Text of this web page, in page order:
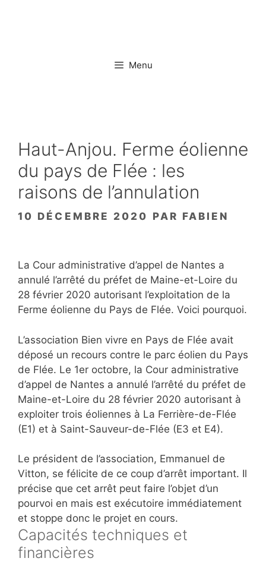
Menu
Haut-Anjou. Ferme éolienne
du pays de Flée : les
raisons de l’annulation
10 DÉCEMBRE 2020 PAR FABIEN
La Cour administrative d’appel de Nantes a
annulé l’arrêté du préfet de Maine-et-Loire du
28 février 2020 autorisant l’exploitation de la
Ferme éolienne du Pays de Flée. Voici pourquoi.
L’association Bien vivre en Pays de Flée avait
déposé un recours contre le parc éolien du Pays
de Flée. Le 1er octobre, la Cour administrative
d’appel de Nantes a annulé l’arrêté du préfet de
Maine-et-Loire du 28 février 2020 autorisant à
exploiter trois éoliennes à La Ferrière-de-Flée
(E1) et à Saint-Sauveur-de-Flée (E3 et E4).
Le président de l’association, Emmanuel de
Vitton, se félicite de ce coup d’arrêt important. Il
précise que cet arrêt peut faire l’objet d’un
pourvoi en mais est exécutoire immédiatement
et stoppe donc le projet en cours.
Capacités techniques et
financières